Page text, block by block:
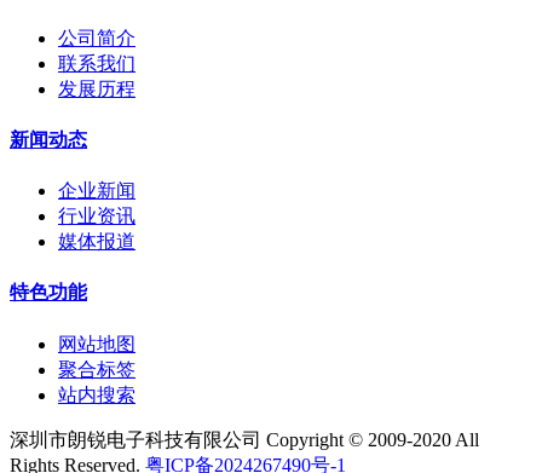
公司简介
联系我们
发展历程
新闻动态
企业新闻
行业资讯
媒体报道
特色功能
网站地图
聚合标签
站内搜索
深圳市朗锐电子科技有限公司 Copyright © 2009-2020 All
Rights Reserved. 粤ICP备2024267490号-1